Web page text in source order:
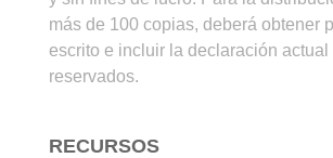
más de 100 copias, deberá obtener
escrito e incluir la declaración actual
reservados.
RECURSOS